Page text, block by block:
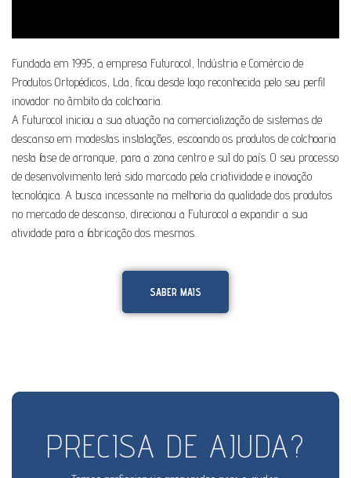
Fundada em 1995, a empresa Futurocol, Indústria e Comércio de
Produtos Ortopédicos, Lda, ficou desde logo reconhecida pelo seu perfil
inovador no âmbito da colchoaria.
A Futurocol iniciou a sua atuação na comercialização de sistemas de
descanso em modestas instalações, escoando os produtos de colchoaria
nesta fase de arranque, para a zona centro e suI do país. O seu processo
de desenvolvimento terá sido marcado pela criatividade e inovação
tecnológica. A busca incessante na melhoria da qualidade dos produtos
no mercado de descanso, direcionou a Futurocol a expandir a sua
atividade para a fabricação dos mesmos.
SABER MAIS
PRECISA DE AJUDA?